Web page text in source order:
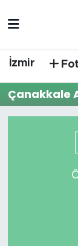
İzmir
Çanakkale
DÜNYA
English
Trafik
Süper
Tüm
Haber